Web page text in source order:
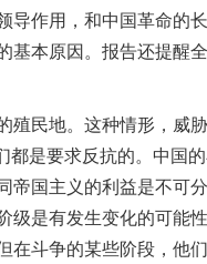
作用，和中国革命的
本原因。报告还提醒
民地。这种情形，威
是要求反抗的。中国
国主义的利益是不可
是有发生变化的可能
斗争的某些阶段，他